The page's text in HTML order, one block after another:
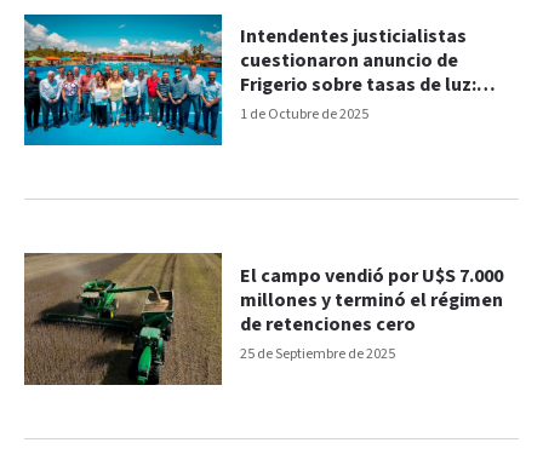
1 de Octubre de 2025
Intendentes justicialistas
cuestionaron anuncio de
Frigerio sobre tasas de luz:
"electoralista e irreal"
25 de Septiembre de 2025
El campo vendió por U$S 7.000
millones y terminó el régimen
de retenciones cero